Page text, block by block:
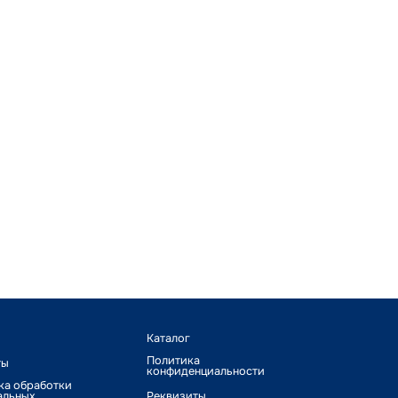
обработки
Каталог
Политика
конфиденциальности